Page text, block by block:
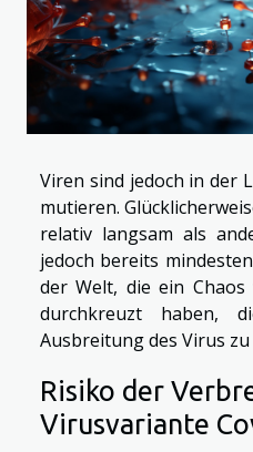
Viren sind jedoch in der
mutieren.
relativ langsam als
jedoch bereits
der Welt, die ein
durchkreuzt haben,
Ausbreitung des Virus
Risiko der
Virusvariante